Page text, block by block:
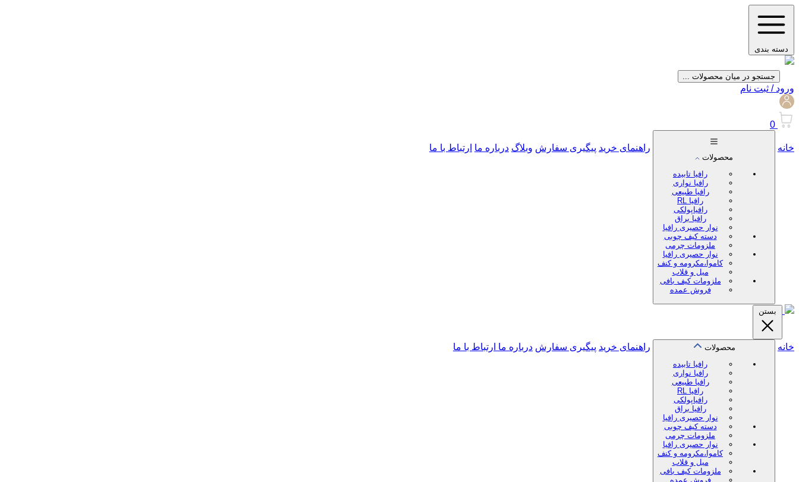
دسته بندی
جستجو در میان محصولات ...
ورود / ثبت نام
0
خانه
محصولات
رافیا تابیده
رافیا نواری
رافیا طبیعی
رافیا RL
رافیاپولکی
رافیا براق
نوار حصیری رافیا
دسته کیف چوبی
ملزومات چرمی
نوار حصیری رافیا
کاموا،مکرومه و کنف
میل و قلاب
ملزومات کیف بافی
فروش عمده
راهنمای خرید پیگیری سفارش وبلاگ درباره ما ارتباط با ما
بستن
خانه
محصولات
رافیا تابیده
رافیا نواری
رافیا طبیعی
رافیا RL
رافیاپولکی
رافیا براق
نوار حصیری رافیا
دسته کیف چوبی
ملزومات چرمی
نوار حصیری رافیا
کاموا،مکرومه و کنف
میل و قلاب
ملزومات کیف بافی
فروش عمده
راهنمای خرید پیگیری سفارش درباره ما ارتباط با ما